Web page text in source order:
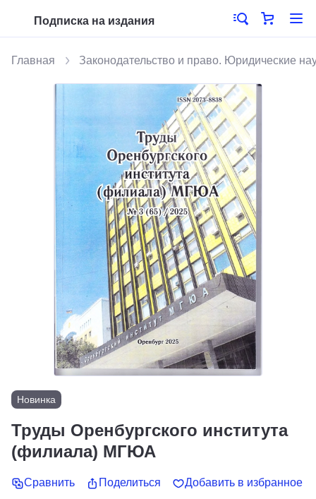
Подписка на издания
Главная Законодательство и право. Юридические
Новинка
Труды Оренбургского института
(филиала) МГЮА
Сравнить Поделиться Добавить в избранное